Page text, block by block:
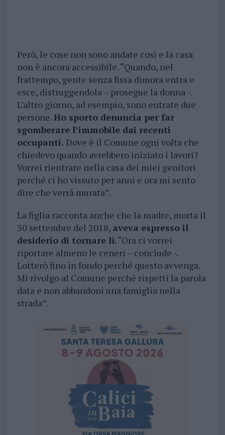
Però, le cose non sono andate così e la casa
non è ancora accessibile. “Quando, nel
frattempo, gente senza fissa dimora entra e
esce, distruggendola – prosegue la donna -.
L’altro giorno, ad esempio, sono entrate due
persone.Ho sporto denuncia per far
sgomberare l’immobile dai recenti
occupanti. Dove è il Comune ogni volta che
chiedevo quando avrebbero iniziato i lavori?
Vorrei rientrare nella casa dei miei genitori
perché ci ho vissuto per anni e ora mi sento
dire che verrà murata”.
La figlia racconta anche che la madre, morta il
30 settembre del 2018, aveva espresso il
desiderio di tornare lì. “Ora ci vorrei
riportare almeno le ceneri – conclude -.
Lotterò fino in fondo perché questo avvenga.
Mi rivolgo al Comune perché rispetti la parola
data e non abbandoni una famiglia nella
strada”.